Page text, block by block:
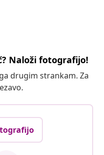
Naloži fotografijo!
drugim strankam. Za